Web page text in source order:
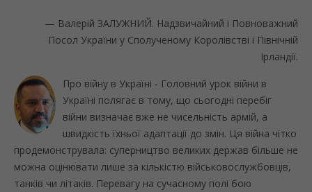
— Валерій ЗАЛУЖНИЙ. Надзвичайний і Повноважний
Посол України у Сполученому Королівстві і Північній
Ірландії.
Про війну в Україні - Головний урок війни в
Україні полягає в тому, що сьогодні перебіг
війни визначає вже не чисельність армій, а
швидкість їхньої адаптації до змін. Ця війна чітко
продемонструвала: суперництво великих держав більше не
можна оцінювати лише за кількістю військовослужбовців,
танків чи літаків. Перевагу на сучасному полі бою